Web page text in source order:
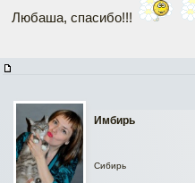
Любаша, спасибо!!!
Имбирь
Сибирь